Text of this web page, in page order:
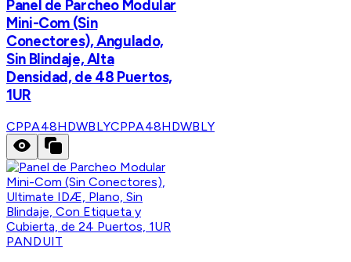
Panel de Parcheo Modular
Mini-Com (Sin
Conectores), Angulado,
Sin Blindaje, Alta
Densidad, de 48 Puertos,
1UR
CPPA48HDWBLYCPPA48HDWBLY
PANDUIT